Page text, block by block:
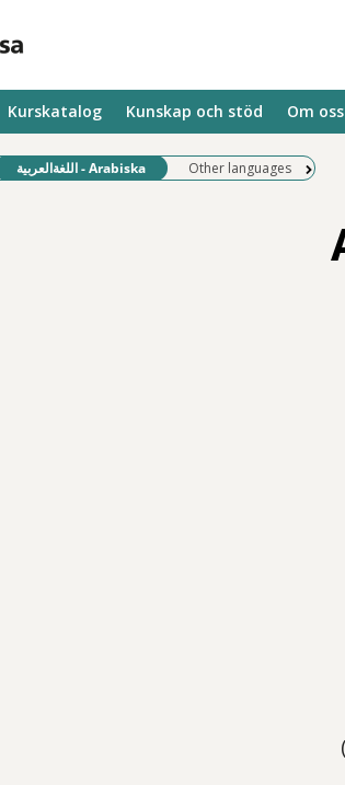
Kurskatalog Kunskap och stöd Om oss
Other languages
Befintlig sida:
Arabiska - اللغةالعربية